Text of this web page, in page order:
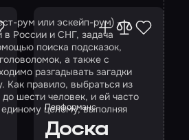
Перформанс
Доска
рум или эскейп-рум) -
в России и СНГ, задача
поиска подсказок,
а также с
разгадывать загадки
Как правило, выбраться из
шести человек, и ей часто
целому, выполняя